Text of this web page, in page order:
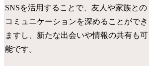
SNSを活用することで、友人や家族との
コミュニケーションを深めることができ
ますし、新たな出会いや情報の共有も可
能です。